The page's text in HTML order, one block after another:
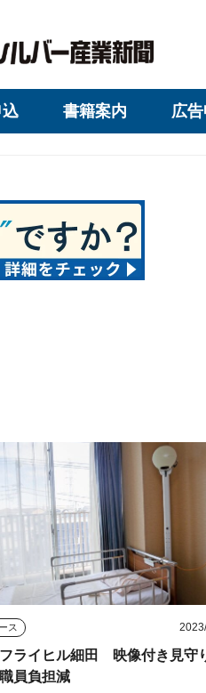
書籍案内 広
ス
ライヒル細田 映像付き見守
員負担減